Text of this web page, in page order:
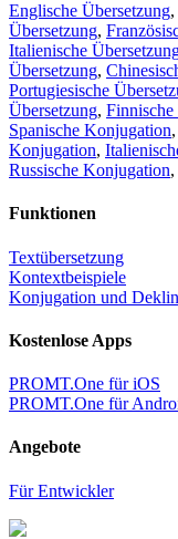
Englische Übersetzung,
Übersetzung,
Italienische
Übersetzung,
Portugiesische
Übersetzung, Finnische
Spanische Konjugation,
Konjugation,
Russische Konjugation,
Funktionen
Textübersetzung
Kontextbeispiele
Konjugation und
Kostenlose Apps
PROMT.One für iOS
PROMT.One für
Angebote
Für Entwickler